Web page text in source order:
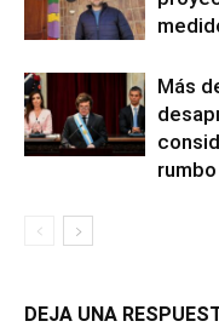
Más
DEJA UNA